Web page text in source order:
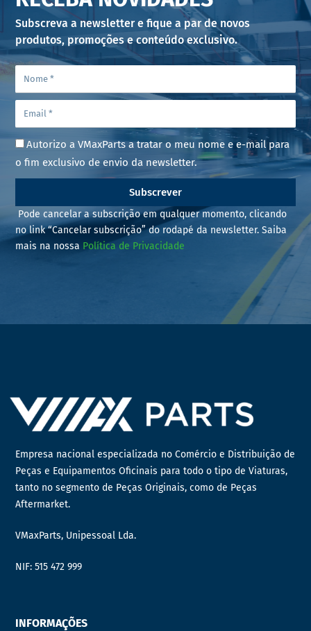
Subscreva a newsletter e fique a par de novos
produtos, promoções e conteúdo exclusivo.
Autorizo a VMaxParts a tratar o meu nome e e-mail para
o fim exclusivo de envio da newsletter.
Subscrever
Pode cancelar a subscrição em qualquer momento, clicando
no link “Cancelar subscrição” do rodapé da newsletter. Saiba
mais na nossa Política de Privacidade
Empresa nacional especializada no Comércio e Distribuição de
Peças e Equipamentos Oficinais para todo o tipo de Viaturas,
tanto no segmento de Peças Originais, como de Peças
Aftermarket.
VMaxParts, Unipessoal Lda.
NIF: 515 472 999
INFORMAÇÕES